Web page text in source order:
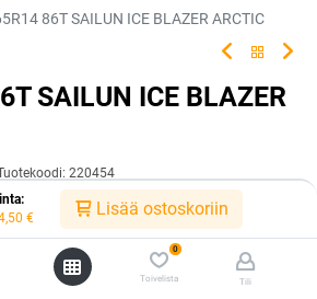
€ Lisää ostoskoriin
0
Toivelista Tili
86T SAILUN ICE BLAZER ARCTIC
SAILUN ICE BLAZER
220454
Saatavilla